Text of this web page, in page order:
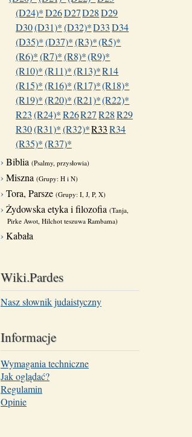
(D24)*D26D27D28 D29
D30(D31)*(D32)*D33 D34
(D35)*(D37)*(R3)*(R5)*
(R6)*(R7)*(R8)*(R9)*
(R10)*(R11)*(R13)*R14
(R15)*(R16)*(R17)*(R18)*
(R19)*(R20)*(R21)*(R22)*
R23(R24)*R26R27 R28R29
R30(R31)*(R32)*R33 R34
(R35)*(R37)*
Biblia (Psalmy, przysłowia)
Miszna (Grupy: H i N)
Tora, Parsze (Grupy: I, J, P, X)
Żydowska etyka i filozofia (Tanja,
Pirke Awot, Hilchot teszuwa Rambama)
Kabała
Wiki.Pardes
Nasz słownik judaistyczny
Informacje
Wymagania techniczne
Jak oglądać?
Regulamin
Opinie